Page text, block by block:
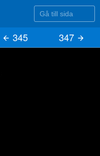
Gå till sida
345 347